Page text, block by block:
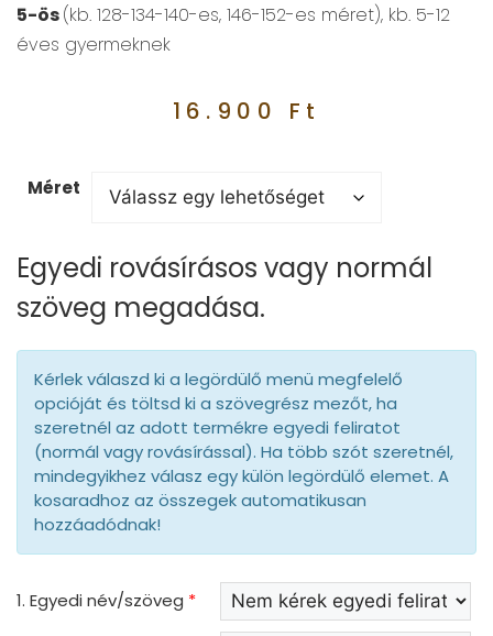
5-ös(kb. 128-134-140-es, 146-152-es méret), kb. 5-12
éves gyermeknek
16.900 Ft
Méret
Egyedi rovásírásos vagy normál
szöveg megadása.
Kérlek válaszd ki a legördülő menü megfelelő
opcióját és töltsd ki a szövegrész mezőt, ha
szeretnél az adott termékre egyedi feliratot
(normál vagy rovásírással). Ha több szót szeretnél,
mindegyikhez válasz egy külön legördülő elemet. A
kosaradhoz az összegek automatikusan
hozzáadódnak!
1. Egyedi név/szöveg *